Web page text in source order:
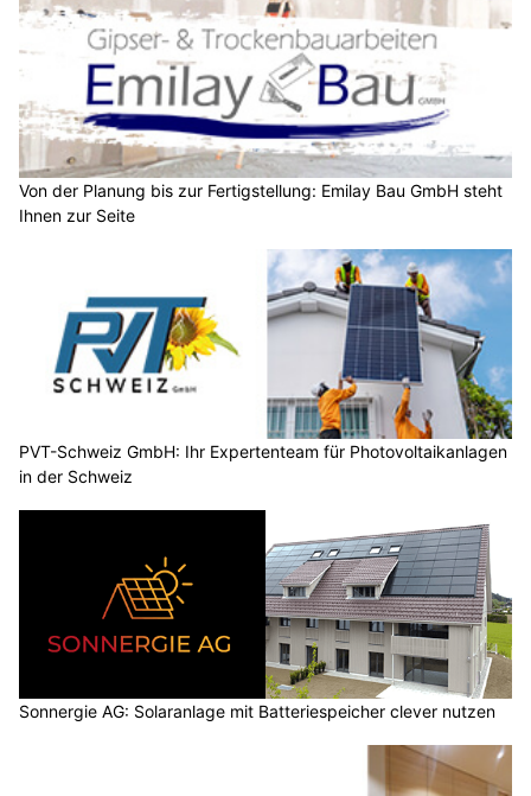
Von der Planung bis zur Fertigstellung: Emilay Bau GmbH steht
Ihnen zur Seite
PVT-Schweiz GmbH: Ihr Expertenteam für Photovoltaikanlagen
in der Schweiz
Sonnergie AG: Solaranlage mit Batteriespeicher clever nutzen